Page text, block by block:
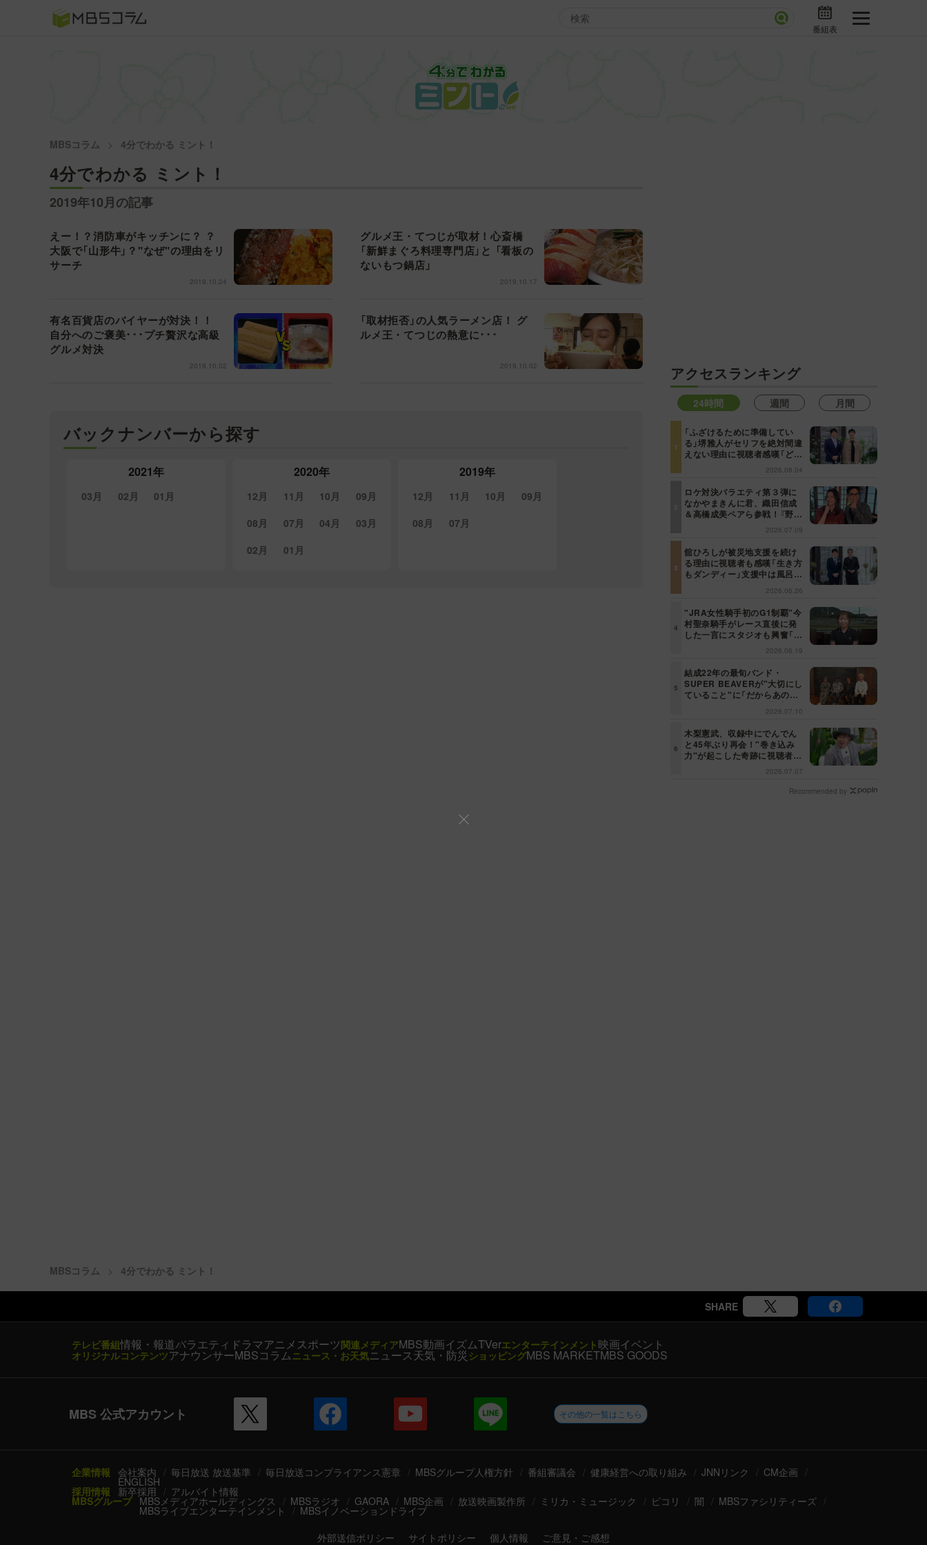
番組表
何が起こるかホンマにわからん！？「ごぶごぶ」のトリ
痛快！明石家電視台に、エエ話はいらんねん！
池上彰のニュース解説が読める！「生！池上彰×山里亮
MBSラグビーダイアリー
MBSコラム 4分でわかる ミント！
4分でわかる ミント！
2019年10月の記事
えー！？消防車がキッチンに？ ？
大阪で「山形牛」？"なぜ"の理由をリ
サーチ
2019.10.24
グルメ王・てつじが取材！心斎橋
「新鮮まぐろ料理専門店」と 「看板の
ないもつ鍋店」
2019.10.17
有名百貨店のバイヤーが対決！！
自分へのご褒美･･･プチ贅沢な高級
グルメ対決
2019.10.02
「取材拒否」の人気ラーメン店！ グ
ルメ王・てつじの熱意に･･･
2019.10.02
バックナンバーから探す
2021年
03月 02月 01月
2020年
12月 11月 10月
09月
08月
07月 04月
03月
02月
01月
2019年
12月 11月 10月
09月
08月
07月
アクセスランキング
24時間 週間 月間
「ふざけるために準備してい
る」堺雅人がセリフを絶対間違
えない理由に視聴者感嘆「どん
な仕事にも当てはまる」【日曜
2026.08.04
ロケ対決バラエティ第３弾に
なかやまきんに君、織田信成
＆高橋成美ペアら参戦！『野々
村友紀子を黙らせろ！』１２日
2026.07.09
舘ひろしが被災地支援を続け
る理由に視聴者も感嘆「生き方
もダンディー」支援中は風呂に
も入らず寝袋で寝泊まり【日曜
2026.06.26
"JRA女性騎手初のG1制覇"今
村聖奈騎手がレース直後に発
した一言にスタジオも興奮「こ
れはしびれる！」＜日曜日の初
2026.06.19
結成22年の最旬バンド・
SUPER BEAVERが"大切にし
ていること"に「だからあの歌
詞が届けられるんだ」共感の声
2026.07.10
木梨憲武、収録中にでんでん
と45年ぶり再会！"巻き込み
力"が起こした奇跡に視聴者も
興奮「これがテレビの面白さだ
よね！」＜日曜日の初耳学＞
2026.07.07
Recommended by
MBSコラム 4分でわかる ミント！
SHARE
テレビ番組情報・報道バラエティ ドラマアニメ スポーツ関連メディアMBS動画イズムTVerエンターテインメント 映画イベント
オリジナルコンテンツアナウンサーMBSコラムニュース・お天気ニュース天気・防災 ショッピングMBS MARKETMBS GOODS
MBS 公式アカウント その他の一覧はこちら
企業情報 会社案内 毎日放送 放送基準 毎日放送コンプライアンス憲章 MBSグループ人権方針 番組審議会 健康経営への取り組み JNNリンク CM企画
ENGLISH
採用情報 新卒採用 アルバイト情報
MBSグループ MBSメディアホールディングス MBSラジオ GAORA MBS企画 放送映画製作所 ミリカ・ミュージック ピコリ 闇 MBSファシリティーズ
MBSライブエンターテインメント
MBSイノベーションドライブ
外部送信ポリシー
サイトポリシー 個人情報 ご意見・ご感想